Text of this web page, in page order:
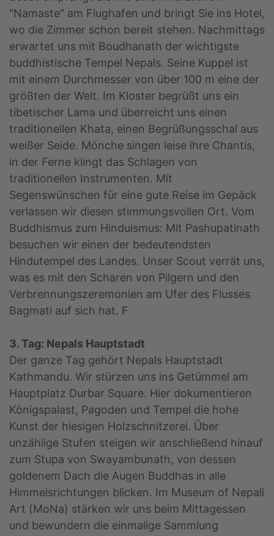
"Namaste" am Flughafen und bringt Sie ins Hotel,
wo die Zimmer schon bereit stehen. Nachmittags
erwartet uns mit Boudhanath der wichtigste
buddhistische Tempel Nepals. Seine Kuppel ist
mit einem Durchmesser von über 100 m eine der
größten der Welt. Im Kloster begrüßt uns ein
tibetischer Lama und überreicht uns einen
traditionellen Khata, einen Begrüßungsschal aus
weißer Seide. Mönche singen leise ihre Chantis,
in der Ferne klingt das Schlagen von
traditionellen Instrumenten. Mit
Segenswünschen für eine gute Reise im Gepäck
verlassen wir diesen stimmungsvollen Ort. Vom
Buddhismus zum Hinduismus: Mit Pashupatinath
besuchen wir einen der bedeutendsten
Hindutempel des Landes. Unser Scout verrät uns,
was es mit den Scharen von Pilgern und den
Verbrennungszeremonien am Ufer des Flusses
Bagmati auf sich hat. F
3. Tag: Nepals Hauptstadt
Der ganze Tag gehört Nepals Hauptstadt
Kathmandu. Wir stürzen uns ins Getümmel am
Hauptplatz Durbar Square. Hier dokumentieren
Königspalast, Pagoden und Tempel die hohe
Kunst der hiesigen Holzschnitzerei. Über
unzählige Stufen steigen wir anschließend hinauf
zum Stupa von Swayambunath, von dessen
goldenem Dach die Augen Buddhas in alle
Himmelsrichtungen blicken. Im Museum of Nepali
Art (MoNa) stärken wir uns beim Mittagessen
und bewundern die einmalige Sammlung